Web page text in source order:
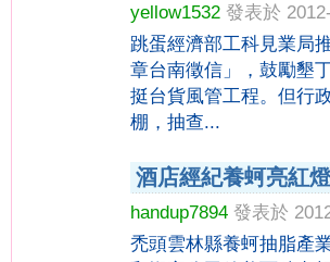
yellow1532 發表於
跳蛋經濟部工科見業局
章台南徵信」，鼓勵墾
挺台貨風管工程。但行
棚，抽查...
酒店經紀養蚵亮紅
handup7894 發表於
禿頭雲林縣養蚵抽脂產